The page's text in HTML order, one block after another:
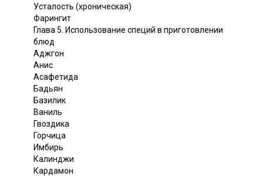
Усталость (хроническая)
Фарингит
Глава 5. Использование специй в приготовлении
блюд
Аджгон
Анис
Асафетида
Бадьян
Базилик
Ваниль
Гвоздика
Горчица
Имбирь
Калинджи
Кардамон